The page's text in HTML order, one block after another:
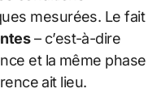
mesurées. Le fait
– c’est-à-dire
et la même phase
ait lieu.